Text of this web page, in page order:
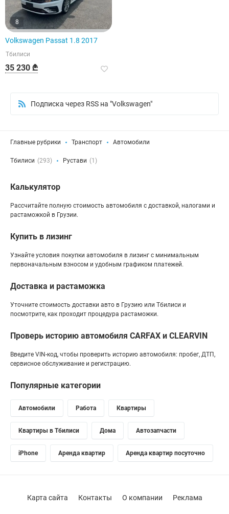
8
Volkswagen Passat 1.8 2017
Тбилиси
35 230 ₾
Подписка через RSS на "Volkswagen"
Главные рубрики Транспорт Автомобили
Тбилиси (293) Рустави (1)
Калькулятор
Рассчитайте полную стоимость автомобиля с доставкой, налогами и
растаможкой в Грузии.
Купить в лизинг
Узнайте условия покупки автомобиля в лизинг с минимальным
первоначальным взносом и удобным графиком платежей.
Доставка и растаможка
Уточните стоимость доставки авто в Грузию или Тбилиси и
посмотрите, как проходит процедура растаможки.
Проверь историю автомобиля CARFAX и CLEARVIN
Введите VIN-код, чтобы проверить историю автомобиля: пробег, ДТП,
сервисное обслуживание и регистрацию.
Популярные категории
Автомобили Работа Квартиры
Квартиры в Тбилиси Дома Автозапчасти
iPhone Аренда квартир Аренда квартир посуточно
Карта сайта Контакты О компании Реклама